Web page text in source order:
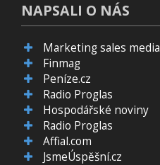
NAPSALI O NÁS
Marketing sales media
Finmag
Peníze.cz
Radio Proglas
Hospodářské noviny
Radio Proglas
Affial.com
JsmeÚspěšní.cz